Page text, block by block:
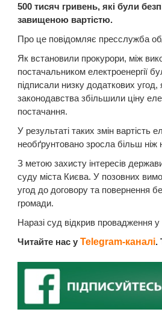
500 тисяч гривень, які були
завищеною вартістю.
Про це повідомляє пресслужба
Як встановили прокурори, між
постачальником електроенергії
підписали низку додаткових
законодавства збільшили ціну
постачання.
У результаті таких змін вартість
необґрунтовано зросла більш ніж
З метою захисту інтересів
суду міста Києва. У позовних
угод до договору та повернення
громади.
Наразі суд відкрив провадження у
Читайте нас у Telegram-каналі.